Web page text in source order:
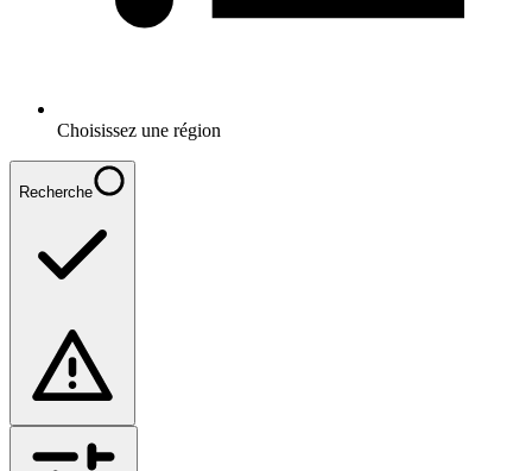
Choisissez une région
Recherche